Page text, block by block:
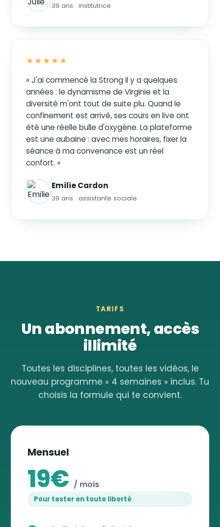
39 ans · institutrice
★★★★★
« J'ai commencé la Strong il y a quelques
années : le dynamisme de Virginie et la
diversité m'ont tout de suite plu. Quand le
confinement est arrivé, ses cours en live ont
été une réelle bulle d'oxygène. La plateforme
est une aubaine : avec mes horaires, fixer la
séance à ma convenance est un réel
confort. »
Emilie Cardon
39 ans · assistante sociale
TARIFS
Un abonnement, accès
illimité
Toutes les disciplines, toutes les vidéos, le
nouveau programme « 4 semaines » inclus. Tu
choisis la formule qui te convient.
Mensuel
19€ / mois
Pour tester en toute liberté